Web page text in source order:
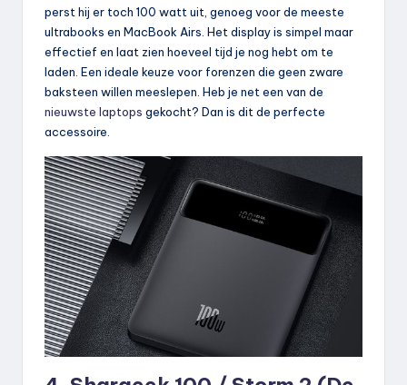
perst hij er toch 100 watt uit, genoeg voor de meeste
ultrabooks en MacBook Airs. Het display is simpel maar
effectief en laat zien hoeveel tijd je nog hebt om te
laden. Een ideale keuze voor forenzen die geen zware
baksteen willen meeslepen. Heb je net een van de
nieuwste laptops gekocht? Dan is dit de perfecte
accessoire.